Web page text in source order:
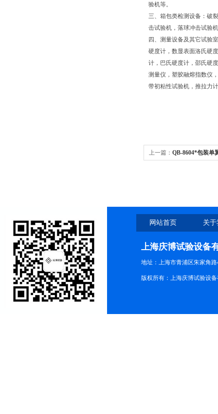
验机等。
三、箱包类检测设备：破
击试验机，落球冲击试验
四、测量设备及其它试验
硬度计，数显表面洛氏硬
计，巴氏硬度计，邵氏硬
测量仪，塑胶融熔指数仪
带初粘性试验机，推拉力
上一篇： QB-8604*包装单
网站首页 关
上海庆博试验设备
地址：上海市青浦区朱家角路
版权所有：上海庆博试验设